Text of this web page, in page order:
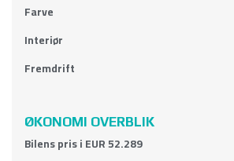
Farve
Interiør
Fremdrift
ØKONOMI OVERBLIK
Bilens pris i EUR 52.289